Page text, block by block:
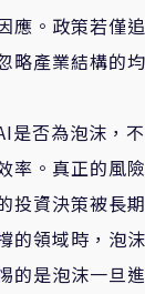
應。政策若僅
略產業結構的
是否為泡沫，
率。真正的風
投資決策被長
的領域時，泡
的是泡沫一旦